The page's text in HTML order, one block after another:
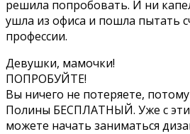
решила попробовать. И ни
ушла из офиса и пошла пытать
профессии.
Девушки, мамочки!
ПОПРОБУЙТЕ!
Вы ничего не потеряете,
Полины БЕСПЛАТНЫЙ. Уже с
можете начать заниматься